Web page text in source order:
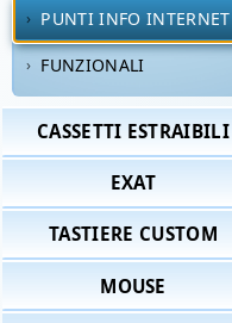
PUNTI INFO INTERNET
FUNZIONALI
CASSETTI ESTRAIBILI
EXAT
TASTIERE CUSTOM
MOUSE